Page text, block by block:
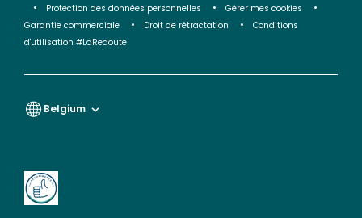
Protection des données personnelles
Gérer mes cookies
Garantie commerciale
Droit de rétractation
Conditions
d'utilisation #LaRedoute
Belgium